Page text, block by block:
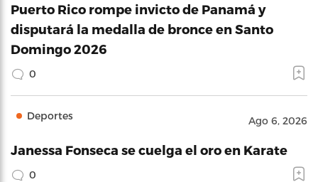
Puerto Rico rompe invicto de Panamá y
disputará la medalla de bronce en Santo
Domingo 2026
0
Deportes Ago 6, 2026
Janessa Fonseca se cuelga el oro en Karate
0